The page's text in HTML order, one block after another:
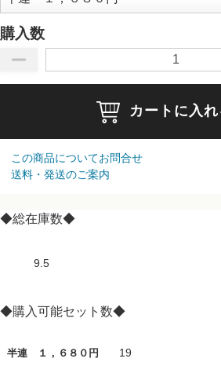
購入数
カートに入れ
この商品についてお問合せ
送料・発送のご案内
◆総在庫数◆
9.5
◆購入可能セット数◆
半連 １，６８０円 19